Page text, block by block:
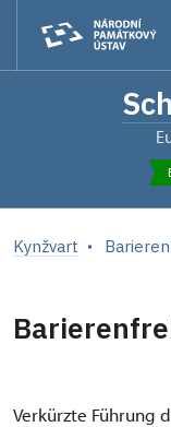
Kynžvart
Verkürzte Führung